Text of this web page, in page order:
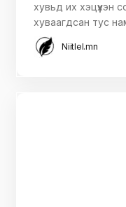
хувьд их хэцүүхэн
хуваагдсан тус
Niitlel.mn